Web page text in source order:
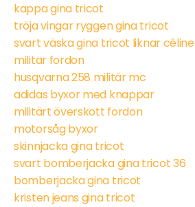
kappa gina tricot
tröja vingar ryggen gina tricot
svart väska gina tricot liknar céline
militär fordon
husqvarna 258 militär mc
adidas byxor med knappar
militärt överskott fordon
motorsåg byxor
skinnjacka gina tricot
svart bomberjacka gina tricot 36
bomberjacka gina tricot
kristen jeans gina tricot